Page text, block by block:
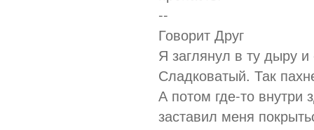
--
Говорит Друг
Я заглянул в ту дыру
Сладковатый. Так
А потом где-то внутри
заставил меня